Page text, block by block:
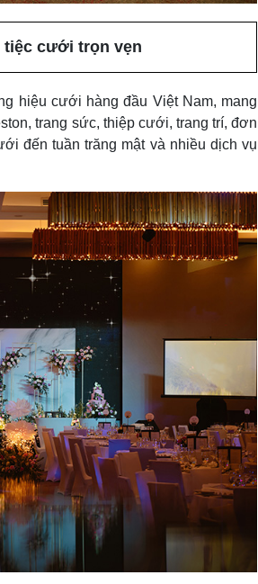
tiệc cưới trọn vẹn
hiệu cưới hàng đầu Việt Nam, mang
trang sức, thiệp cưới, trang trí, đơn
đến tuần trăng mật và nhiều dịch vụ